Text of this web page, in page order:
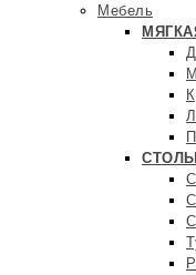
Мебель